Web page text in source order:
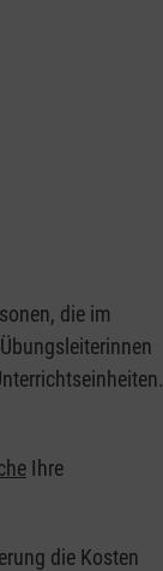
die im
Ihre
die Kosten